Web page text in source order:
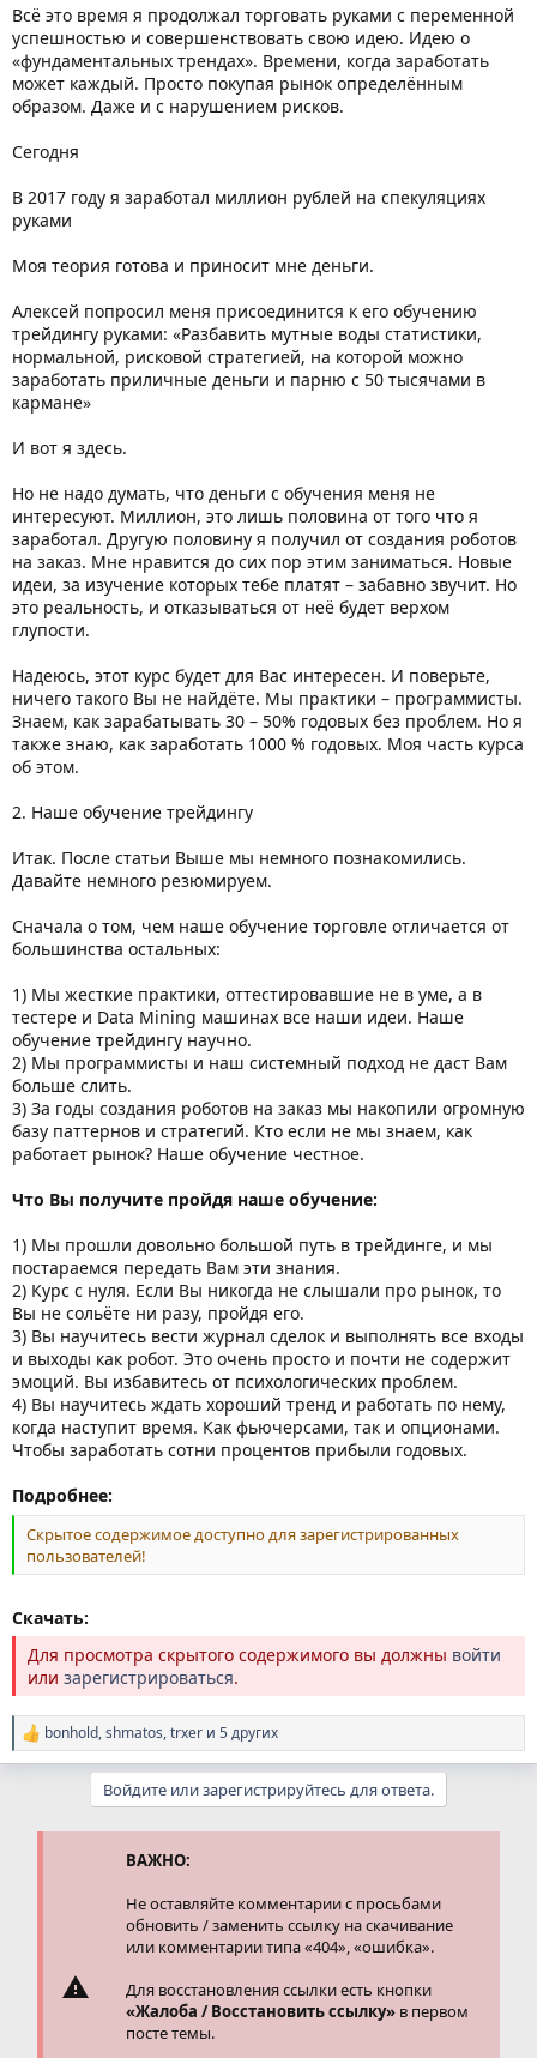
Всё это время я продолжал торговать руками с переменной
успешностью и совершенствовать свою идею. Идею о
«фундаментальных трендах». Времени, когда заработать
может каждый. Просто покупая рынок определённым
образом. Даже и с нарушением рисков.
Сегодня
В 2017 году я заработал миллион рублей на спекуляциях
руками
Моя теория готова и приносит мне деньги.
Алексей попросил меня присоединится к его обучению
трейдингу руками: «Разбавить мутные воды статистики,
нормальной, рисковой стратегией, на которой можно
заработать приличные деньги и парню с 50 тысячами в
кармане»
И вот я здесь.
Но не надо думать, что деньги с обучения меня не
интересуют. Миллион, это лишь половина от того что я
заработал. Другую половину я получил от создания роботов
на заказ. Мне нравится до сих пор этим заниматься. Новые
идеи, за изучение которых тебе платят – забавно звучит. Но
это реальность, и отказываться от неё будет верхом
глупости.
Надеюсь, этот курс будет для Вас интересен. И поверьте,
ничего такого Вы не найдёте. Мы практики – программисты.
Знаем, как зарабатывать 30 – 50% годовых без проблем. Но я
также знаю, как заработать 1000 % годовых. Моя часть курса
об этом.
2. Наше обучение трейдингу
Итак. После статьи Выше мы немного познакомились.
Давайте немного резюмируем.
Сначала о том, чем наше обучение торговле отличается от
большинства остальных:
1) Мы жесткие практики, оттестировавшие не в уме, а в
тестере и Data Mining машинах все наши идеи. Наше
обучение трейдингу научно.
2) Мы программисты и наш системный подход не даст Вам
больше слить.
3) За годы создания роботов на заказ мы накопили огромную
базу паттернов и стратегий. Кто если не мы знаем, как
работает рынок? Наше обучение честное.
Что Вы получите пройдя наше обучение:
1) Мы прошли довольно большой путь в трейдинге, и мы
постараемся передать Вам эти знания.
2) Курс с нуля. Если Вы никогда не слышали про рынок, то
Вы не сольёте ни разу, пройдя его.
3) Вы научитесь вести журнал сделок и выполнять все входы
и выходы как робот. Это очень просто и почти не содержит
эмоций. Вы избавитесь от психологических проблем.
4) Вы научитесь ждать хороший тренд и работать по нему,
когда наступит время. Как фьючерсами, так и опционами.
Чтобы заработать сотни процентов прибыли годовых.
Подробнее:
Скрытое содержимое доступно для зарегистрированных
пользователей!
Скачать:
Для просмотра скрытого содержимого вы должны войти
или зарегистрироваться.
Р
е
bonhold,shmatos,trxer и 5 других
Войдите или зарегистрируйтесь для ответа.
ВАЖНО:
Не оставляйте комментарии с просьбами
обновить / заменить ссылку на скачивание
или комментарии типа «404», «ошибка».
Для восстановления ссылки есть кнопки
«Жалоба / Восстановить ссылку» в первом
посте темы.